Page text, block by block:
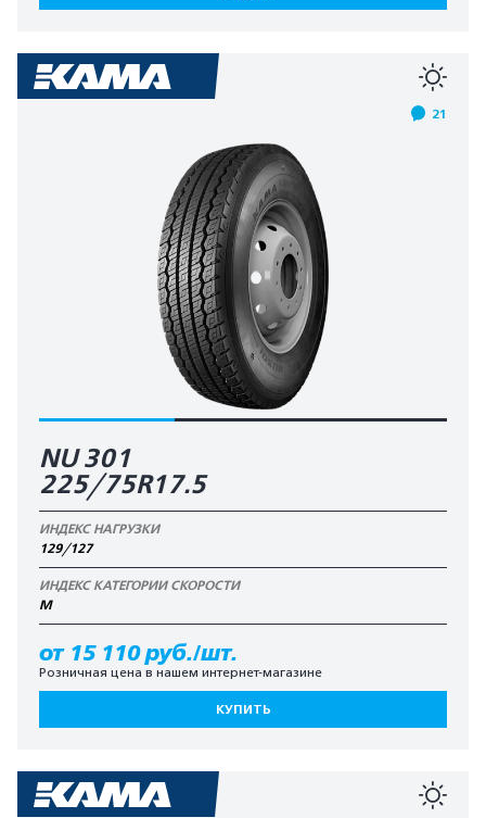
21
NU 301
225/75R17.5
ИНДЕКС НАГРУЗКИ
129/127
ИНДЕКС КАТЕГОРИИ СКОРОСТИ
M
от 15 110 руб./шт.
Розничная цена в нашем интернет-магазине
КУПИТЬ